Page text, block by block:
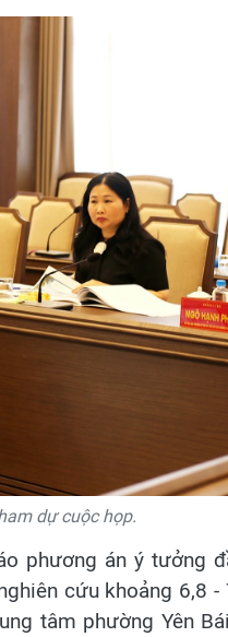
dự cuộc họp.
phương án ý tưởng
cứu khoảng 6,8
tâm phường Yên